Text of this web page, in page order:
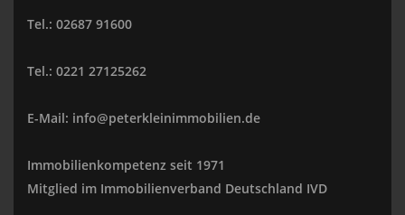
Tel.: 02687 91600
Tel.: 0221 27125262
E-Mail: info@peterkleinimmobilien.de
Immobilienkompetenz seit 1971
Mitglied im Immobilienverband Deutschland IVD